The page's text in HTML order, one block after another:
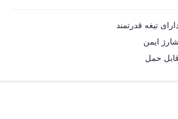
تیغه قدرتمند
شارژ ایمن
قابل حمل